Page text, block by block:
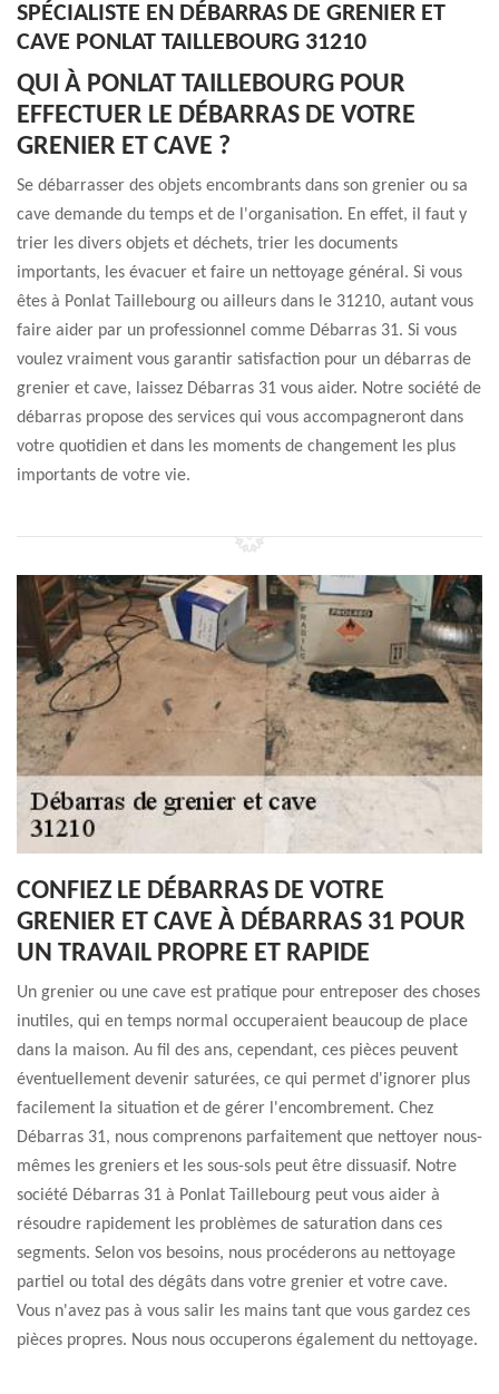
SPÉCIALISTE EN DÉBARRAS DE GRENIER ET
CAVE PONLAT TAILLEBOURG 31210
QUI À PONLAT TAILLEBOURG POUR
EFFECTUER LE DÉBARRAS DE VOTRE
GRENIER ET CAVE ?
Se débarrasser des objets encombrants dans son grenier ou sa
cave demande du temps et de l'organisation. En effet, il faut y
trier les divers objets et déchets, trier les documents
importants, les évacuer et faire un nettoyage général. Si vous
êtes à Ponlat Taillebourg ou ailleurs dans le 31210, autant vous
faire aider par un professionnel comme Débarras 31. Si vous
voulez vraiment vous garantir satisfaction pour un débarras de
grenier et cave, laissez Débarras 31 vous aider. Notre société de
débarras propose des services qui vous accompagneront dans
votre quotidien et dans les moments de changement les plus
importants de votre vie.
CONFIEZ LE DÉBARRAS DE VOTRE
GRENIER ET CAVE À DÉBARRAS 31 POUR
UN TRAVAIL PROPRE ET RAPIDE
Un grenier ou une cave est pratique pour entreposer des choses
inutiles, qui en temps normal occuperaient beaucoup de place
dans la maison. Au fil des ans, cependant, ces pièces peuvent
éventuellement devenir saturées, ce qui permet d'ignorer plus
facilement la situation et de gérer l'encombrement. Chez
Débarras 31, nous comprenons parfaitement que nettoyer nous-
mêmes les greniers et les sous-sols peut être dissuasif. Notre
société Débarras 31 à Ponlat Taillebourg peut vous aider à
résoudre rapidement les problèmes de saturation dans ces
segments. Selon vos besoins, nous procéderons au nettoyage
partiel ou total des dégâts dans votre grenier et votre cave.
Vous n'avez pas à vous salir les mains tant que vous gardez ces
pièces propres. Nous nous occuperons également du nettoyage.